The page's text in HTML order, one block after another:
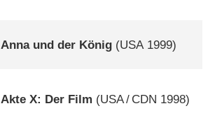
Anna und der König (USA 1999)
Akte X: Der Film (USA/ CDN 1998)